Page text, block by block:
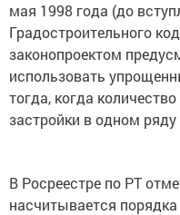
мая 1998 года (до
Градостроительного
законопроектом
использовать
тогда, когда
застройки в одном
В Росреестре по РТ
насчитывается